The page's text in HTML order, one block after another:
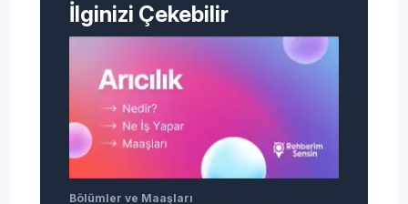
İlginizi Çekebilir
Bölümler ve Maaşları